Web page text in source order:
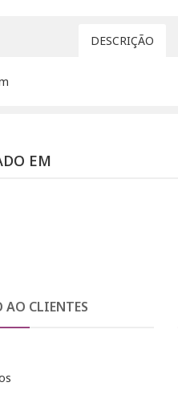
DESCRIÇÃO
EM
AO CLIENTES